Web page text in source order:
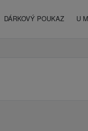
DÁRKOVÝ POUKAZ U